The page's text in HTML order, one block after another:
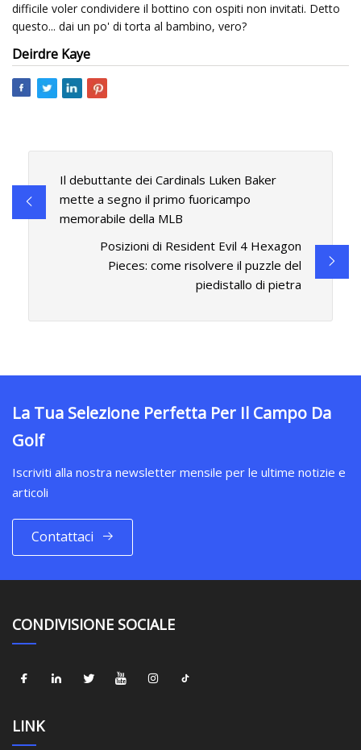
difficile voler condividere il bottino con ospiti non invitati. Detto
questo... dai un po' di torta al bambino, vero?
Deirdre Kaye
Il debuttante dei Cardinals Luken Baker
mette a segno il primo fuoricampo
memorabile della MLB
Posizioni di Resident Evil 4 Hexagon
Pieces: come risolvere il puzzle del
piedistallo di pietra
La Tua Selezione Perfetta Per Il Campo Da
Golf
Iscriviti alla nostra newsletter mensile per le ultime notizie e
articoli
Contattaci
CONDIVISIONE SOCIALE
LINK